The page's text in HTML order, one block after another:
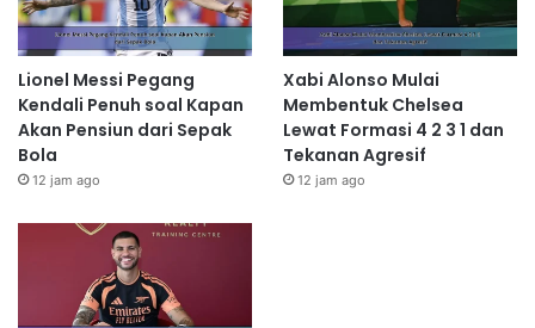
Lionel Messi Pegang
Kendali Penuh soal Kapan
Akan Pensiun dari Sepak
Bola
12 jam ago
Xabi Alonso Mulai
Membentuk Chelsea
Lewat Formasi 4 2 3 1 dan
Tekanan Agresif
12 jam ago